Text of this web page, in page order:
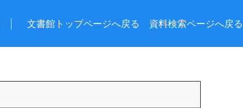
文書館トップページへ戻る 資料検索ページへ戻る